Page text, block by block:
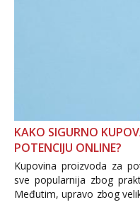
KAKO SIGURNO
POTENCIJU ONLINE?
Kupovina proizvoda za
sve popularnija zbog
Međutim, upravo zbog
i brojni krivotvoreni